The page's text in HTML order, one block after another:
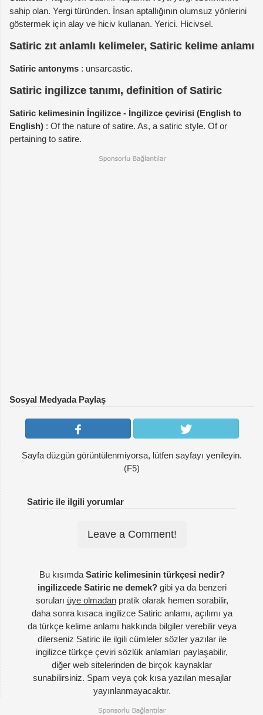
sahip olan. Yergi türünden. İnsan aptallığının olumsuz yönlerini
göstermek için alay ve hiciv kullanan. Yerici. Hicivsel.
Satiric zıt anlamlı kelimeler, Satiric kelime anlamı
Satiric antonyms : unsarcastic.
Satiric ingilizce tanımı, definition of Satiric
Satiric kelimesinin İngilizce - İngilizce çevirisi (English to
English) : Of the nature of satire. As, a satiric style. Of or
pertaining to satire.
Sosyal Medyada Paylaş
Sayfa düzgün görüntülenmiyorsa, lütfen sayfayı yenileyin.
(F5)
Satiric ile ilgili yorumlar
Leave a Comment!
Bu kısımda Satiric kelimesinin türkçesi nedir?
ingilizcede Satiric ne demek?gibi ya da benzeri
soruları üye olmadanpratik olarak hemen sorabilir,
daha sonra kısaca ingilizce Satiric anlamı, açılımı ya
da türkçe kelime anlamı hakkında bilgiler verebilir veya
dilerseniz Satiric ile ilgili cümleler sözler yazılar ile
ingilizce türkçe çeviri sözlük anlamları paylaşabilir,
diğer web sitelerinden de birçok kaynaklar
sunabilirsiniz. Spam veya çok kısa yazılan mesajlar
yayınlanmayacaktır.